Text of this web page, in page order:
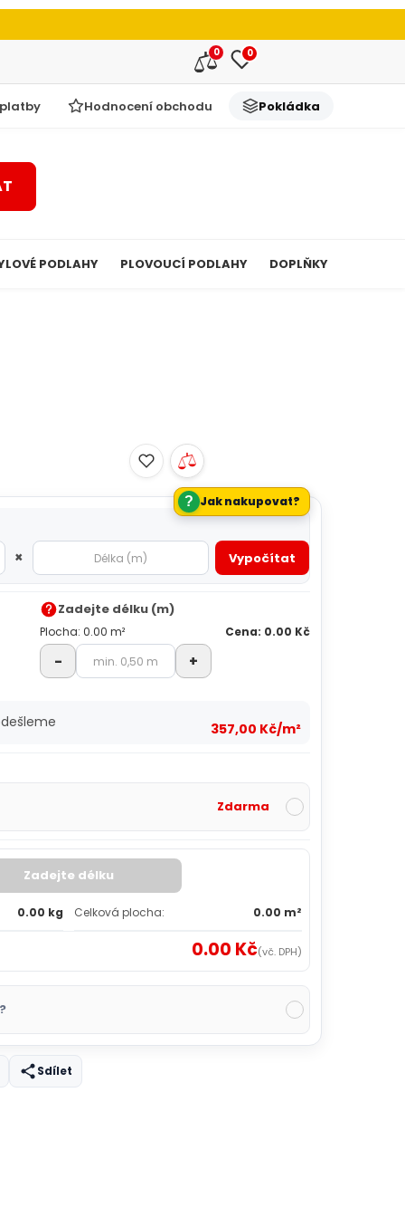
0 0
Hodnocení obchodu Pokládka
PODLAHY PLOVOUCÍ PODLAHY DOPLŇKY
× Vypočítat
Zadejte délku (m)
Plocha: 0.00 m² Cena: 0.00 Kč
- +
357,00 Kč/m²
Zdarma
0.00 kg Celková plocha: 0.00 m²
0.00 Kč(vč. DPH)
Zadejte délku
? Jak nakupovat?
Sdílet